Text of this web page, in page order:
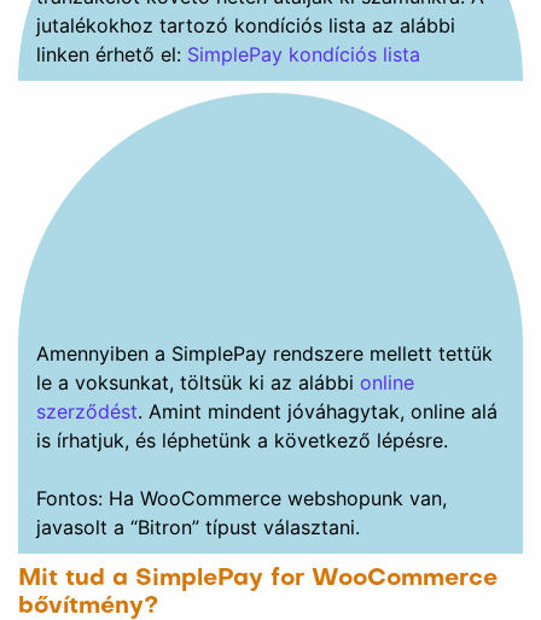
Amennyiben a SimplePay rendszere mellett tettük
le a voksunkat, töltsük ki az alábbionline
. Amint mindent jóváhagytak, online alá
is írhatjuk, és léphetünk a következő lépésre.
Fontos: Ha WooCommerce webshopunk van,
javasolt a “Bitron” típust választani.
Mit tud a SimplePay for WooCommerce
bővítmény?
Az általunk fejlesztett bővítmény összeköttetést
biztosít a WooCommerce webáruház és a SimplePay
rendszere között. Amikor a vásárló elindít egy
rendelést, a bővítményünk átadja a SimplePay
összegét, és átirányítja a vásárlót a SimplePay
felületére. A fizetés végeztével fogadja a banktól
érkező válasz üzeneteket, ha minden sikeresen
végbement, módosítja a WooCommerce-ben lévő
rendelés státuszát.